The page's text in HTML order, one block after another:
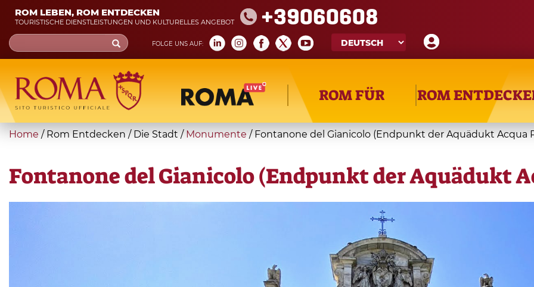
Skip
main
content
ROM LEBEN, ROM ENTDECKEN
TOURISTISCHE DIENSTLEISTUNGEN UND KULTURELLES ANGEBOT +39060608
FOLGE UNS AUF:
Search
form
Suche
ROM FÜR ROM
You
here
Home / Rom Entdecken / Die Stadt / Monumente / Fontanone del Gianicolo (Endpunkt der Aquädukt Acqua
Fontanone del Gianicolo (Endpunkt der Aquädukt